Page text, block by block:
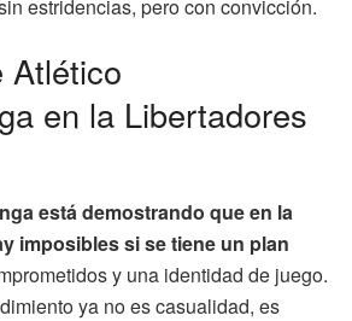
estridencias, pero con convicción.
Atlético
en la Libertadores
está demostrando que en la
imposibles si se tiene un plan
y una identidad de juego.
ya no es casualidad, es